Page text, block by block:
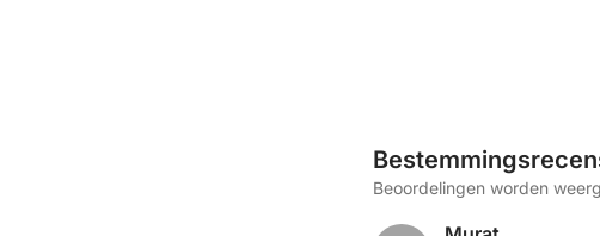
Beoordelingen worden